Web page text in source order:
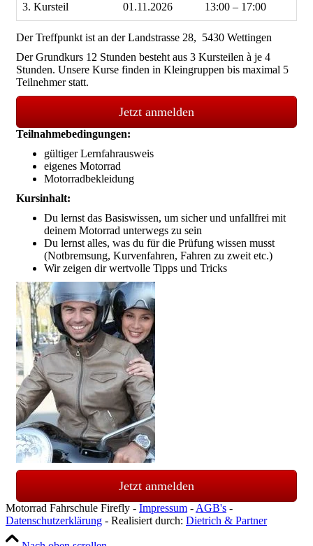
3. Kursteil 01.11.2026 13:00 – 17:00
Der Treffpunkt ist an derLandstrasse 28, 5430 Wettingen
Der Grundkurs 12 Stunden besteht aus 3 Kursteilen à je 4
Stunden. Unsere Kurse finden in Kleingruppen bis maximal 5
Teilnehmer statt.
Jetzt anmelden
Teilnahmebedingungen:
gültiger Lernfahrausweis
eigenes Motorrad
Motorradbekleidung
Kursinhalt:
Du lernst das Basiswissen, um sicher und unfallfrei mit
deinem Motorrad unterwegs zu sein
Du lernst alles, was du für die Prüfung wissen musst
(Notbremsung, Kurvenfahren, Fahren zu zweit etc.)
Wir zeigen dir wertvolle Tipps und Tricks
Jetzt anmelden
Motorrad Fahrschule Firefly - Impressum -AGB's -
Datenschutzerklärung - Realisiert durch: Dietrich & Partner